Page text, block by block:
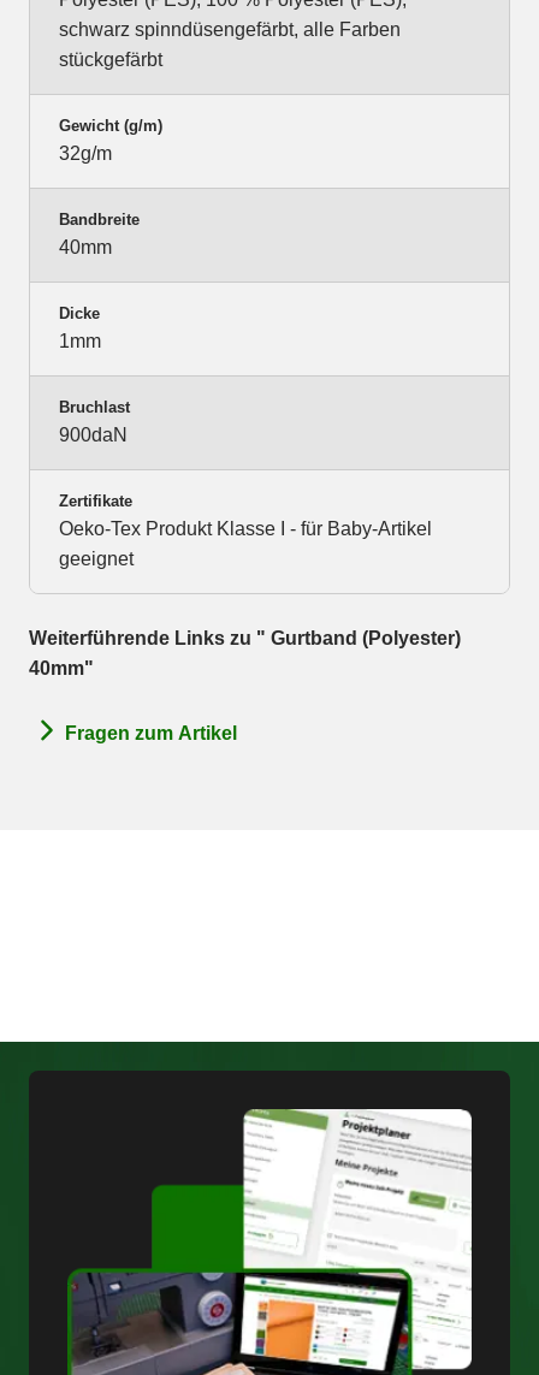
schwarz spinndüsengefärbt, alle Farben
stückgefärbt
Gewicht (g/m)
32g/m
Bandbreite
40mm
Dicke
1mm
Bruchlast
900daN
Zertifikate
Oeko-Tex Produkt Klasse I - für Baby-Artikel
geeignet
Weiterführende Links zu " Gurtband (Polyester)
40mm"
Fragen zum Artikel